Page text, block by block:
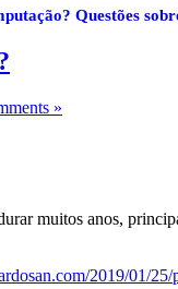
Questões
»
muitos anos,
2019/01/